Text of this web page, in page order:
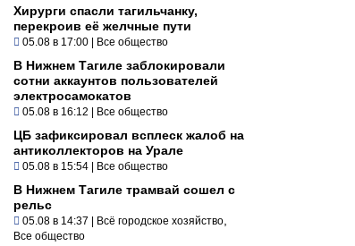
Хирурги спасли тагильчанку,
перекроив её желчные пути
05.08 в 17:00 | Все общество
В Нижнем Тагиле заблокировали
сотни аккаунтов пользователей
электросамокатов
05.08 в 16:12 | Все общество
ЦБ зафиксировал всплеск жалоб на
антиколлекторов на Урале
05.08 в 15:54 | Все общество
В Нижнем Тагиле трамвай сошел с
рельс
05.08 в 14:37 | Всё городское хозяйство
Все общество